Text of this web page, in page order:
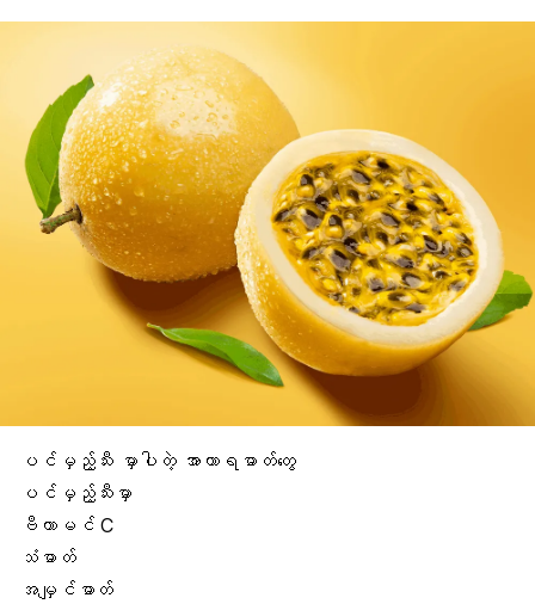
ပင်မှည့်သီး မှာပါတဲ့ အာဟာရဓာတ်တွေ
ပင်မှည့်သီးမှာ
ဗီတာမင် C
သံဓာတ်
အမျှင်ဓာတ်